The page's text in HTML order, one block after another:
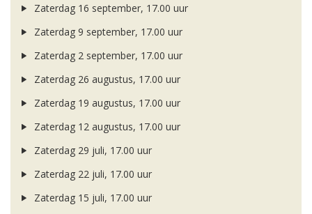
Zaterdag 16 september, 17.00 uur
Zaterdag 9 september, 17.00 uur
Zaterdag 2 september, 17.00 uur
Zaterdag 26 augustus, 17.00 uur
Zaterdag 19 augustus, 17.00 uur
Zaterdag 12 augustus, 17.00 uur
Zaterdag 29 juli, 17.00 uur
Zaterdag 22 juli, 17.00 uur
Zaterdag 15 juli, 17.00 uur